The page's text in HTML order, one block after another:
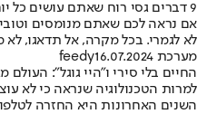
9 דברים גסי רוח שאתם עושים כל יום - בלי לשים לב
אם נראה לכם שאתם מנומסים
לא לגמרי. בכל מקרה, אל תדאגו, לא
מערכת feedy16.07.2024
החיים בלי סירי ו"היי גוגל":
למרות הטכנולוגיה שנראה כי לא
השנים האחרונות היא החזרה